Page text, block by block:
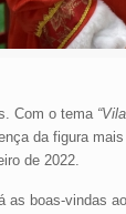
Com o tema
da figura
de 2022.
as boas-vindas